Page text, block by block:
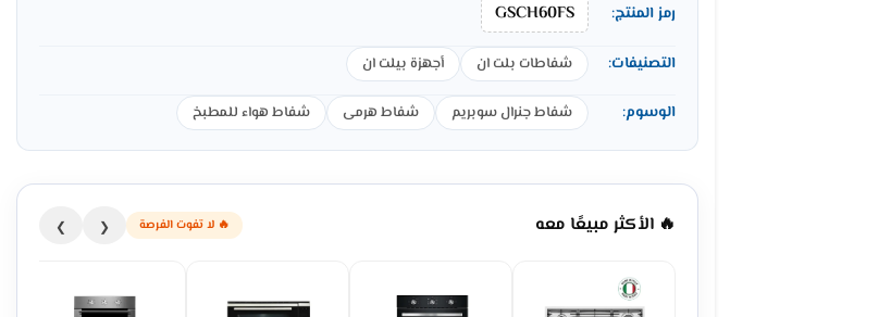
رمز المنتج: GSCH60FS
التصنيفات: شفاطات بلت ان أجهزة بيلت ان
الوسوم: شفاط جنرال سوبريم شفاط هرمى شفاط هواء للمطبخ
🔥 الأكثر مبيعًا معه 🔥 لا تفوت الفرصة ❮
❯